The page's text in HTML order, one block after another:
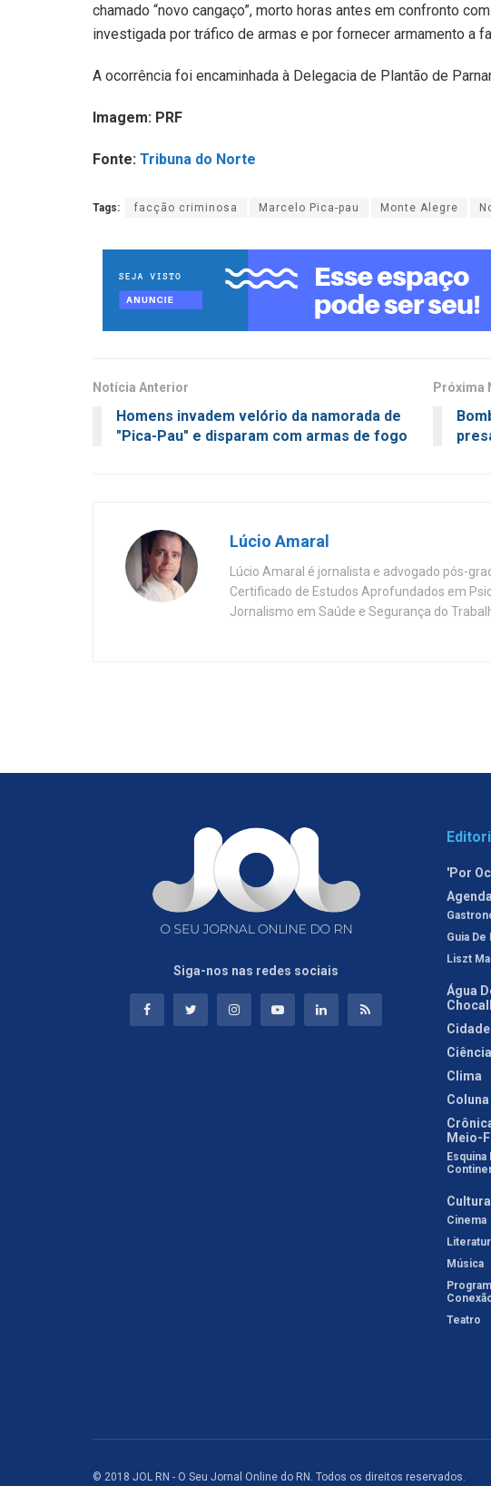
chamado “novo cangaço”, morto horas antes em confronto
investigada por tráfico de armas e por fornecer armamento a
A ocorrência foi encaminhada à Delegacia de Plantão de
Imagem: PRF
Fonte: Tribuna do Norte
Tags: facção criminosa Marcelo Pica-pau Monte Alegre
Notícia Anterior
Homens invadem velório da namorada de
"Pica-Pau" e disparam com armas de fogo
Próxima
Lúcio Amaral
Lúcio Amaral é jornalista e advogado pós-
Certificado de Estudos Aprofundados em
Jornalismo em Saúde e Segurança do
Siga-nos nas redes sociais
'Por
Guia
Liszt
Água
Ciência
Clima
Meio-
Esquina
Cultura
Cinema
Música
Teatro
© 2018 JOL RN - O Seu Jornal Online do RN. Todos os direitos reservados.